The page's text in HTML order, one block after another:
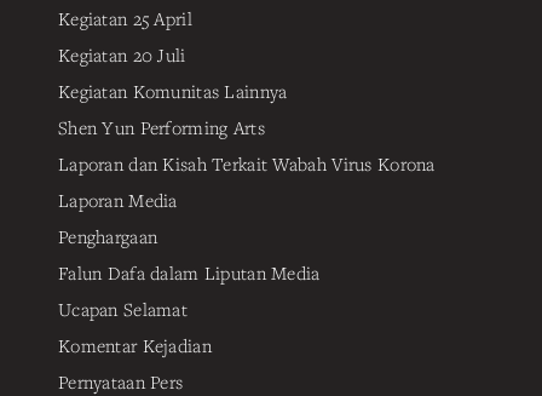
Kegiatan 25 April
Kegiatan 20 Juli
Kegiatan Komunitas Lainnya
Shen Yun Performing Arts
Laporan dan Kisah Terkait Wabah Virus Korona
Laporan Media
Penghargaan
Falun Dafa dalam Liputan Media
Ucapan Selamat
Komentar Kejadian
Pernyataan Pers